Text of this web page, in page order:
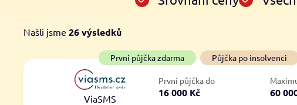
Od
Do
První půjčka zdarma
ano
Našli jsme 26výsledků
První půjčka zdarma Půjčka po insolvenci
ViaSMS
První půjčka do
16 000 Kč 60